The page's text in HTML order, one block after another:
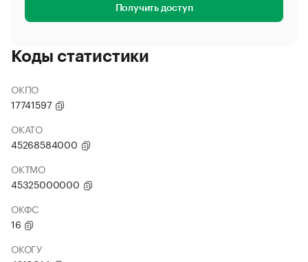
Получить доступ
Коды статистики
ОКПО
17741597
ОКАТО
45268584000
ОКТМО
45325000000
ОКФС
16
ОКОГУ